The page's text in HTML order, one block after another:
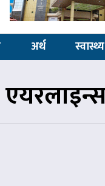
अर्थ स्वास्थ्य